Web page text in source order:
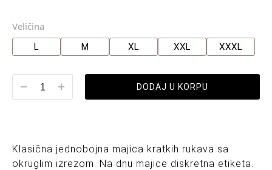
Veličina
L M XL XXL XXXL
DODAJ U KORPU
Klasična jednobojna majica kratkih rukava sa
okruglim izrezom. Na dnu majice diskretna etiketa.